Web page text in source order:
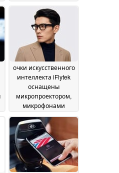
детали, как
управление
жестами, кнопки и
многое другое
2026
очки искусственного
интеллекта iFlytek
оснащены
микропроектором,
микрофонами
проводимости и
весят всего 40 г
June 2026